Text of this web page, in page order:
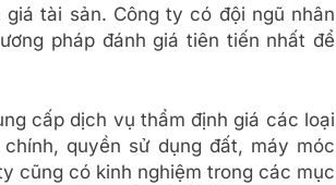
tài sản. Công ty có đội ngũ nhân
pháp đánh giá tiên tiến nhất để
cấp dịch vụ thẩm định giá các loại
quyền sử dụng đất, máy móc
cũng có kinh nghiệm trong các mục